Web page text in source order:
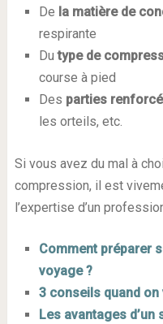
De la matière de
respirante
Dutype de
course à pied
Des parties
les orteils, etc.
Si vous avez du mal à
compression, il est
l’expertise d’un
Comment préparer
voyage ?
3 conseils quand
Les avantages